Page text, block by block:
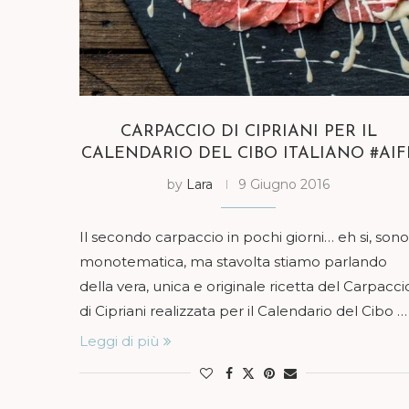
CARPACCIO DI CIPRIANI PER IL
CALENDARIO DEL CIBO ITALIANO
by Lara 9 Giugno 2016
Il secondo carpaccio in pochi giorni… eh si, sono
monotematica, ma stavolta stiamo parlando
della vera, unica e originale ricetta del
di Cipriani realizzata per il Calendario del Cibo …
Leggi di più